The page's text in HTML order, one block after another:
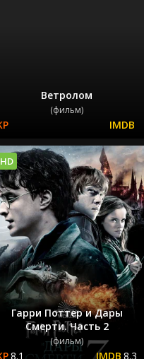
Ветролом
(фильм)
Гарри Поттер и Дары
Смерти. Часть 2
(фильм)
8.1 8.3
HD